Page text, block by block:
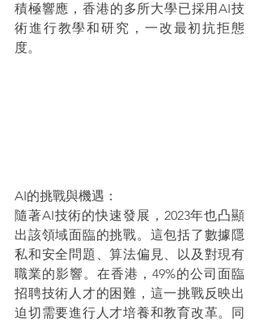
積極響應，香港的多所大學已採用AI技
術進行教學和研究，一改最初抗拒態
度。
AI的挑戰與機遇：
隨著AI技術的快速發展，2023年也凸顯
出該領域面臨的挑戰。這包括了數據隱
私和安全問題、算法偏見、以及對現有
職業的影響。在香港，49%的公司面臨
招聘技術人才的困難，這一挑戰反映出
迫切需要進行人才培養和教育改革。同